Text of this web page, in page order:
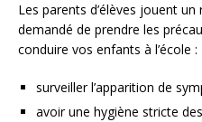
Les parents d’élèves jouent
demandé de prendre les
conduire vos enfants à l’école :
surveiller l’apparition de
avoir une hygiène stricte